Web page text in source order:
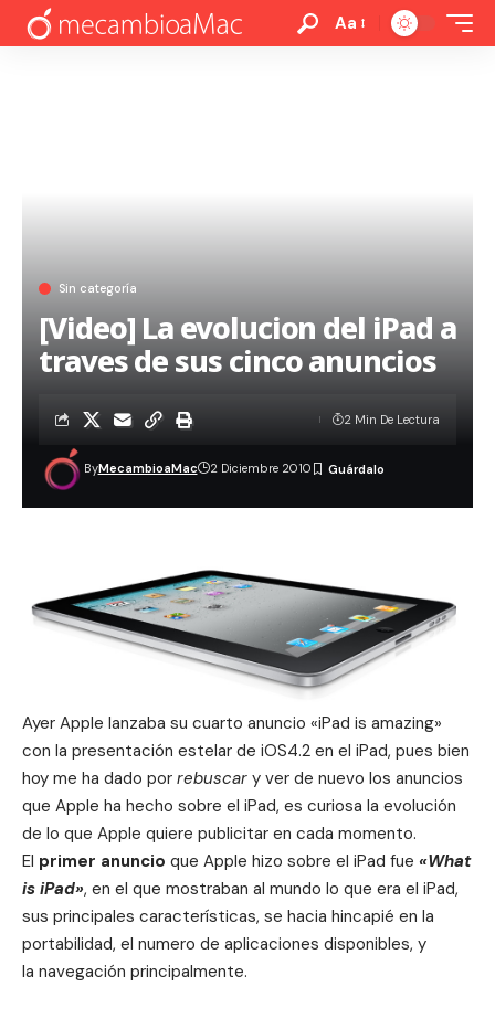
Aa
Sin categoría
[Video] La evolucion del iPad a
traves de sus cinco anuncios
ByMecambioaMac 2 Diciembre 2010
2 Min De Lectura
Ayer Apple lanzaba su cuarto anuncio «iPad is amazing»
con la presentación estelar de iOS4.2 en el iPad, pues bien
hoy me ha dado por rebuscar y ver de nuevo los anuncios
que Apple ha hecho sobre el iPad, es curiosa la evolución
de lo que Apple quiere publicitar en cada momento.
El primer anuncio que Apple hizo sobre el iPad fue «What
is iPad», en el que mostraban al mundo lo que era el iPad,
sus principales características, se hacia hincapié en la
portabilidad, el numero de aplicaciones disponibles, y
la navegación principalmente.